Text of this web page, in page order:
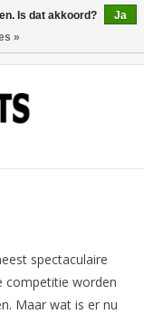
spectaculaire
competitie worden
Maar wat is er nu
Is dat akkoord?
Ja
»